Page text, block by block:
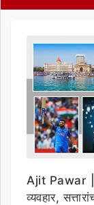
Ajit Pawar |
व्यवहार,